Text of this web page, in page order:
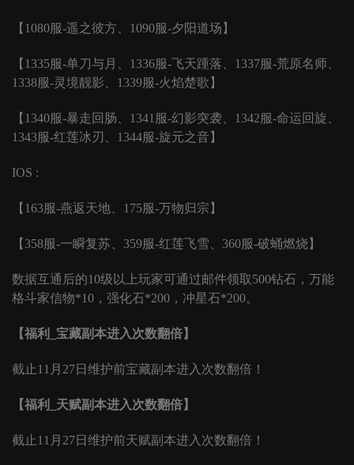
【 1080服-遥之彼方、1090服-夕阳道场】
【 1335服-单刀与月、1336服-飞天踵落、1337服-荒原名师、
1338服-灵境靓影、1339服-火焰楚歌】
【 1340服-暴走回肠、1341服-幻影突袭、1342服-命运回旋、
1343服-红莲冰刃、1344服-旋元之音】
IOS :
【 163服-燕返天地、175服-万物归宗】
【 358服-一瞬复苏、359服-红莲飞雪、360服-破蛹燃烧】
数据互通后的10级以上玩家可通过邮件领取500钻石，万能
格斗家信物*10，强化石*200，冲星石*200。
【福利 _宝藏副本进入次数翻倍】
截止11月27日维护前宝藏副本进入次数翻倍！
【福利 _天赋副本进入次数翻倍】
截止11月27日维护前天赋副本进入次数翻倍！